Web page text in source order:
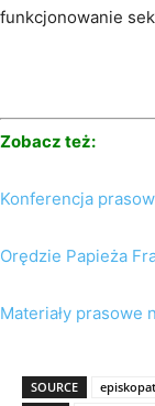
funkcjonowanie
Zobacz też:
Konferencja
Orędzie Papieża
Materiały prasowe
SOURCE